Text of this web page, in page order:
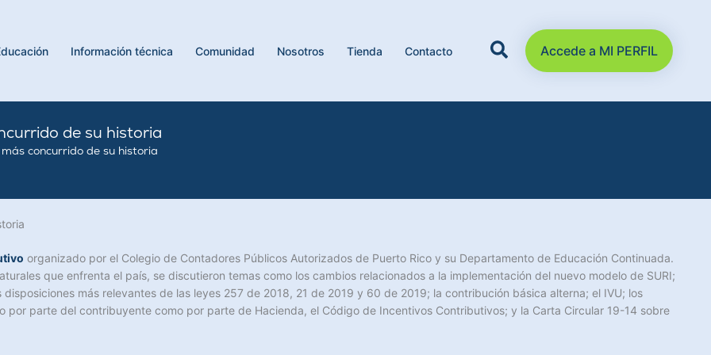
Información técnica Comunidad Nosotros Tienda Contacto Accede a MI PERFIL
de su historia
concurrido de su historia
organizado por el Colegio de Contadores Públicos Autorizados de Puerto Rico y su Departamento de Educación Continuada.
que enfrenta el país, se discutieron temas como los cambios relacionados a la implementación del nuevo modelo de SURI;
más relevantes de las leyes 257 de 2018, 21 de 2019 y 60 de 2019; la contribución básica alterna; el IVU; los
por parte del contribuyente como por parte de Hacienda, el Código de Incentivos Contributivos; y la Carta Circular 19-14 sobre